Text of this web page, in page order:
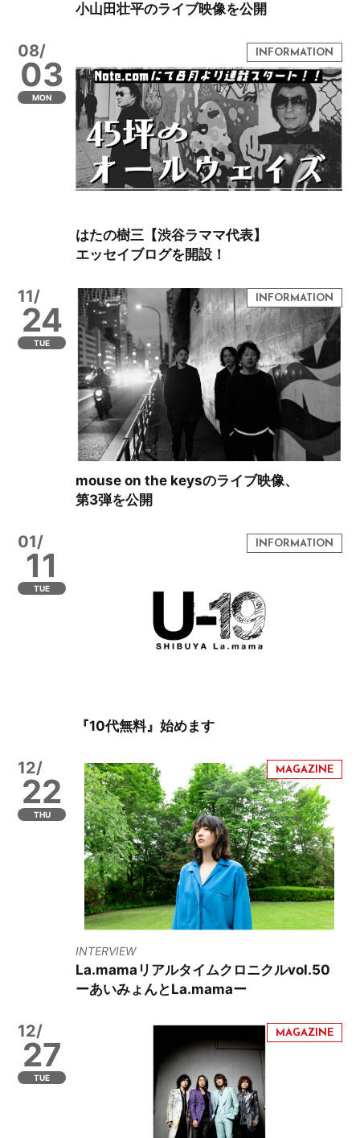
小山田壮平のライブ映像を公開
08/
03
MON
はたの樹三【渋谷ラママ代表】
エッセイブログを開設！
11/
24
TUE
mouse on the keysのライブ映像、
第3弾を公開
01/
11
TUE
『10代無料』始めます
12/
22
THU
INTERVIEW
La.mamaリアルタイムクロニクルvol.50
ーあいみょんとLa.mamaー
12/
27
TUE